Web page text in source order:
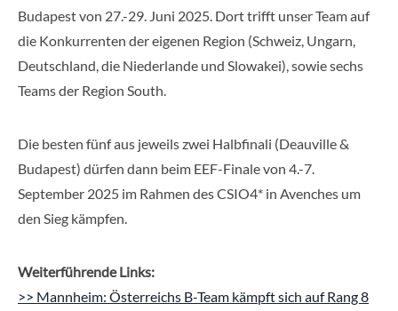
Budapest von 27.-29. Juni 2025. Dort trifft unser Team auf
die Konkurrenten der eigenen Region (Schweiz, Ungarn,
Deutschland, die Niederlande und Slowakei), sowie sechs
Teams der Region South.
Die besten fünf aus jeweils zwei Halbfinali (Deauville &
Budapest) dürfen dann beim EEF-Finale von 4.-7.
September 2025 im Rahmen des CSIO4* in Avenches um
den Sieg kämpfen.
Weiterführende Links:
>> Mannheim: Österreichs B-Team kämpft sich auf Rang 8